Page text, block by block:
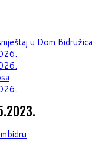
u Dom Bidružica